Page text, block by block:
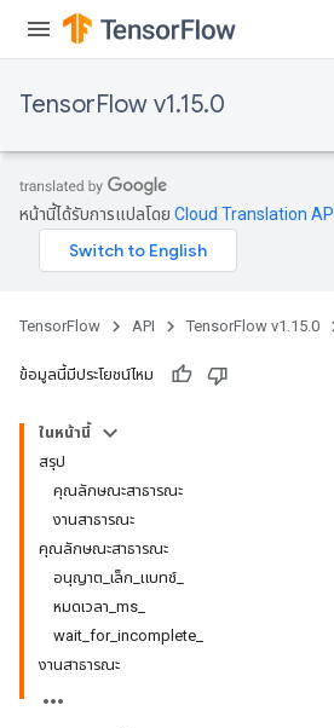
TensorFlow v1.15.0
หน้านี้ได้รับการแปลโดย Cloud Translation API
TensorFlow API TensorFlow v1.15.0
ข้อมูลนี้มีประโยชน์ไหม
ในหน้านี้
สรุป
คุณลักษณะสาธารณะ
งานสาธารณะ
คุณลักษณะสาธารณะ
อนุญาต_เล็ก_แบทช์_
หมดเวลา_ms_
wait_for_incomplete_
งานสาธารณะ